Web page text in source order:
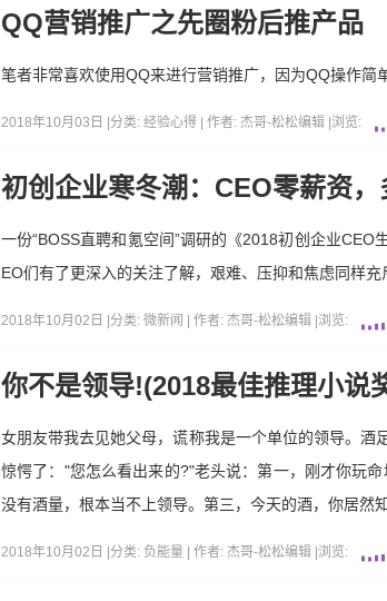
QQ营销推广之先圈粉后推产品
笔者非常喜欢使用QQ来进行营销推广，因为QQ操作简
2018年10月03日 | 分类: 经验心得 | 作者: 杰哥-松松编辑 浏览:
初创企业寒冬潮：CEO零薪资，
一份“BOSS直聘和氪空间”调研的《2018初创企业
EO们有了更深入的关注了解，艰难、压抑和焦虑同样充
2018年10月02日 | 分类: 微新闻 | 作者: 杰哥-松松编辑 浏览:
你不是领导!(2018最佳推理小说
女朋友带我去见她父母，谎称我是一个单位的领导。酒
惊愕了："您怎么看出来的?"老头说：第一，刚才你玩
没有酒量，根本当不上领导。第三，今天的酒，你居然
2018年10月02日 | 分类: 负能量 | 作者: 杰哥-松松编辑 浏览: